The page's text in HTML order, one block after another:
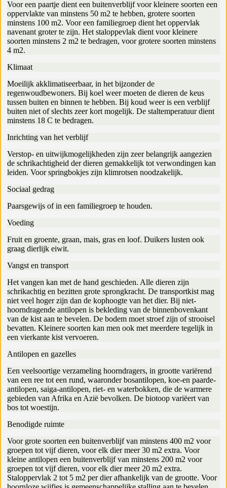
Voor een paartje dient een buitenverblijf voor kleinere soorten een
oppervlakte van minstens 50 m2 te hebben, grotere soorten
minstens 100 m2. Voor een familiegroep dient het oppervlak
navenant groter te zijn. Het staloppevlak dient voor kleinere
soorten minstens 2 m2 te bedragen, voor grotere soorten minstens
4 m2.
Klimaat
Moeilijk akklimatiseerbaar, in het bijzonder de
regenwoudbewoners. Bij koel weer moeten de dieren de keus
tussen buiten en binnen te hebben. Bij koud weer is een verblijf
buiten niet of slechts zeer kort mogelijk. De staltemperatuur dient
minstens 18 C te bedragen.
Inrichting van het verblijf
Verstop- en uitwijkmogelijkheden zijn zeer belangrijk aangezien
de schrikachtigheid der dieren gemakkelijk tot verwondingen kan
leiden. Voor springbokjes zijn klimrotsen noodzakelijk.
Sociaal gedrag
Paarsgewijs of in een familiegroep te houden.
Voeding
Fruit en groente, graan, mais, gras en loof. Duikers lusten ook
graag dierlijk eiwit.
Vangst en transport
Het vangen kan met de hand geschieden. Alle dieren zijn
schrikachtig en bezitten grote sprongkracht. De transportkist mag
niet veel hoger zijn dan de kophoogte van het dier. Bij niet-
hoorndragende antilopen is bekleding van de binnenbovenkant
van de kist aan te bevelen. De bodem moet stroef zijn of strooisel
bevatten. Kleinere soorten kan men ook met meerdere tegelijk in
een vierkante kist vervoeren.
Antilopen en gazelles
Een veelsoortige verzameling hoorndragers, in grootte variërend
van een ree tot een rund, waaronder bosantilopen, koe-en paarde-
antilopen, saiga-antilopen, riet- en waterbokken, die de warmere
gebieden van Afrika en Azië bevolken. De biotoop variëert van
bos tot woestijn.
Benodigde ruimte
Voor grote soorten een buitenverblijf van minstens 400 m2 voor
groepen tot vijf dieren, voor elk dier meer 30 m2 extra. Voor
kleine antilopen een buitenverblijf van minstens 200 m2 voor
groepen tot vijf dieren, voor elk dier meer 20 m2 extra.
Staloppervlak 2 tot 5 m2 per dier afhankelijk van de grootte. Voor